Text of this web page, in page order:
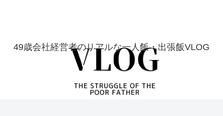
49歳会社経営者のリアルな一人飯・出張飯VLOG